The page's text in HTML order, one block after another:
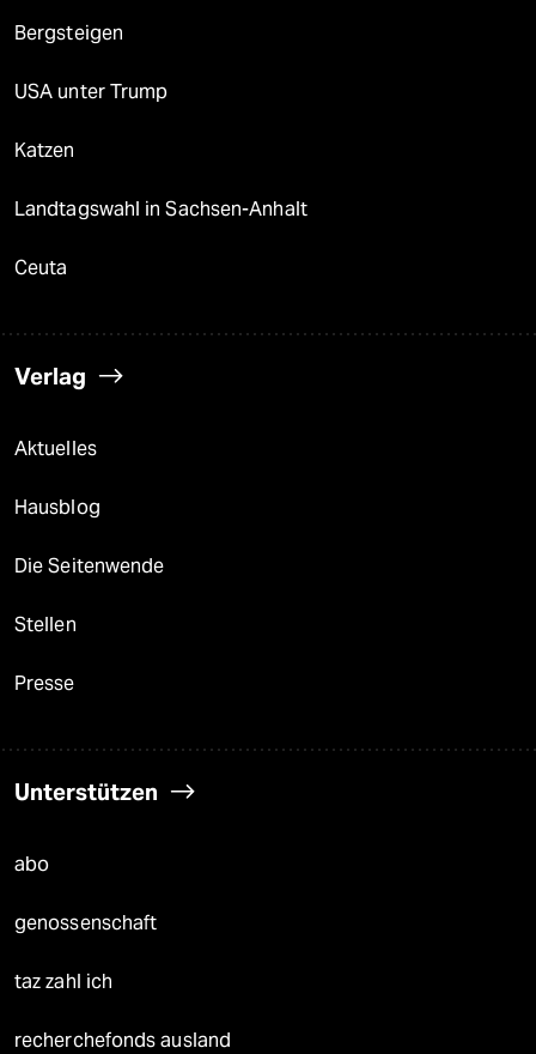
Bergsteigen
USA unter Trump
Katzen
Landtagswahl in Sachsen-Anhalt
Ceuta
Verlag
Aktuelles
Hausblog
Die Seitenwende
Stellen
Presse
Unterstützen
abo
genossenschaft
taz zahl ich
recherchefonds ausland